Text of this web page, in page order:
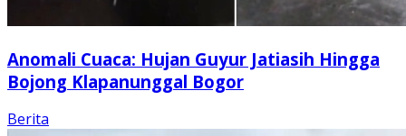
Anomali Cuaca: Hujan Guyur Jatiasih Hingga
Bojong Klapanunggal Bogor
Berita